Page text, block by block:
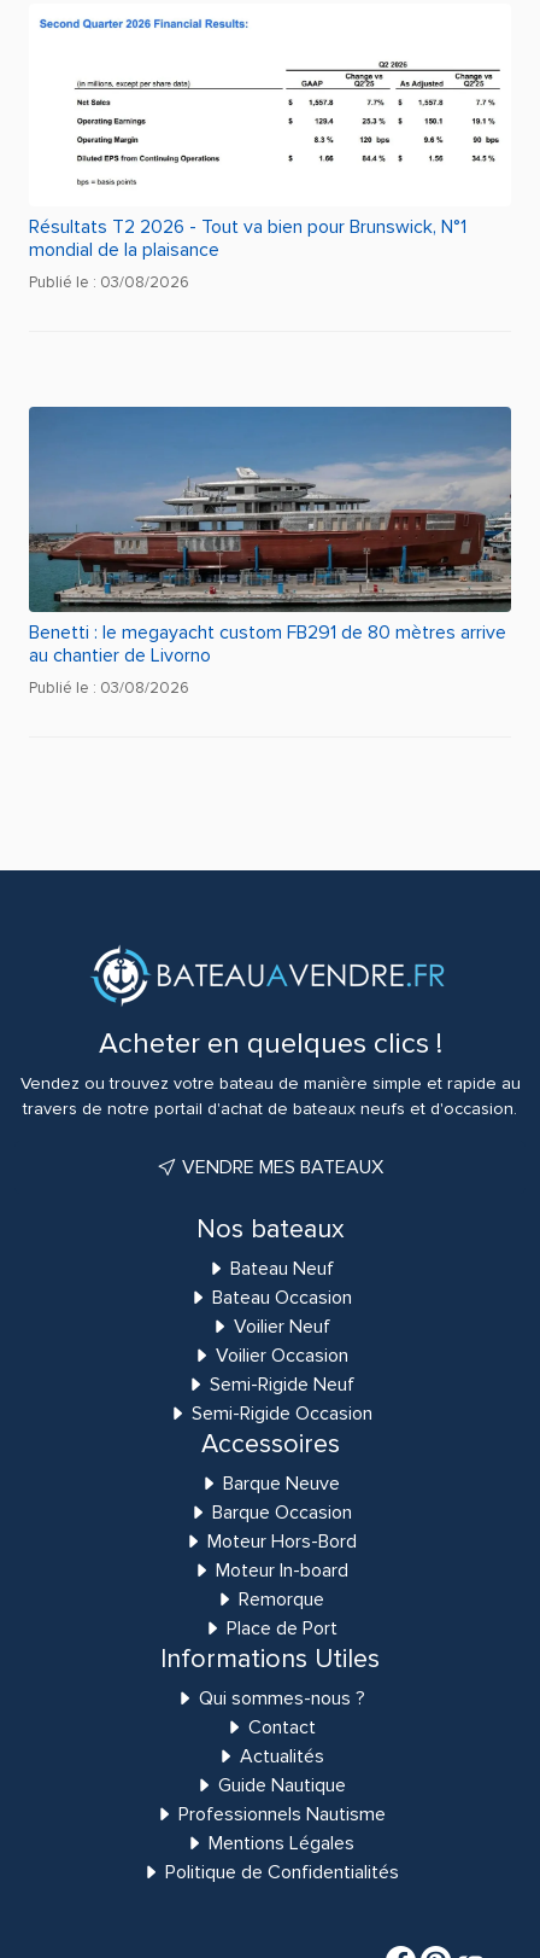
Résultats T2 2026 - Tout va bien pour Brunswick, N°1
mondial de la plaisance
Publié le : 03/08/2026
Benetti : le megayacht custom FB291 de 80 mètres arrive
au chantier de Livorno
Publié le : 03/08/2026
Acheter en quelques clics !
Vendez ou trouvez votre bateau de manière simple et rapide au
travers de notre portail d'achat de bateaux neufs et d'occasion.
VENDRE MES BATEAUX
Nos bateaux
Bateau Neuf
Bateau Occasion
Voilier Neuf
Voilier Occasion
Semi-Rigide Neuf
Semi-Rigide Occasion
Accessoires
Barque Neuve
Barque Occasion
Moteur Hors-Bord
Moteur In-board
Remorque
Place de Port
Informations Utiles
Qui sommes-nous ?
Contact
Actualités
Guide Nautique
Professionnels Nautisme
Mentions Légales
Politique de Confidentialités